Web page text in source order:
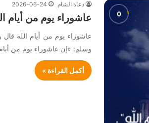
دعاة الشام 2026-06-24
عاشوراء يوم من أيام الله –
عاشوراء يوم من أيام الله
وسلم: «إن عاشوراء يوم من
أكمل القراءة »